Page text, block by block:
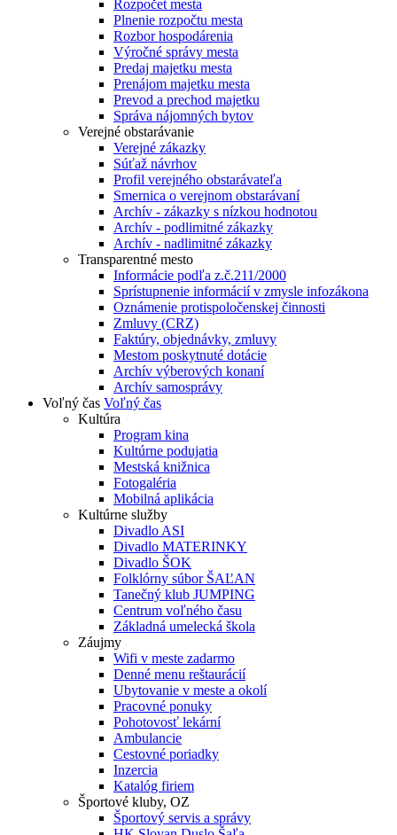
Rozpočet mesta
Plnenie rozpočtu mesta
Rozbor hospodárenia
Výročné správy mesta
Predaj majetku mesta
Prenájom majetku mesta
Prevod a prechod majetku
Správa nájomných bytov
Verejné obstarávanie
Verejné zákazky
Súťaž návrhov
Profil verejného obstarávateľa
Smernica o verejnom obstarávaní
Archív - zákazky s nízkou hodnotou
Archív - podlimitné zákazky
Archív - nadlimitné zákazky
Transparentné mesto
Informácie podľa z.č.211/2000
Sprístupnenie informácií v zmysle infozákona
Oznámenie protispoločenskej činnosti
Zmluvy (CRZ)
Faktúry, objednávky, zmluvy
Mestom poskytnuté dotácie
Archív výberových konaní
Archív samosprávy
Voľný čas Voľný čas
Kultúra
Program kina
Kultúrne podujatia
Mestská knižnica
Fotogaléria
Mobilná aplikácia
Kultúrne služby
Divadlo ASI
Divadlo MATERINKY
Divadlo ŠOK
Folklórny súbor ŠAĽAN
Tanečný klub JUMPING
Centrum voľného času
Základná umelecká škola
Záujmy
Wifi v meste zadarmo
Denné menu reštaurácií
Ubytovanie v meste a okolí
Pracovné ponuky
Pohotovosť lekární
Ambulancie
Cestovné poriadky
Inzercia
Katalóg firiem
Športové kluby, OZ
Športový servis a správy